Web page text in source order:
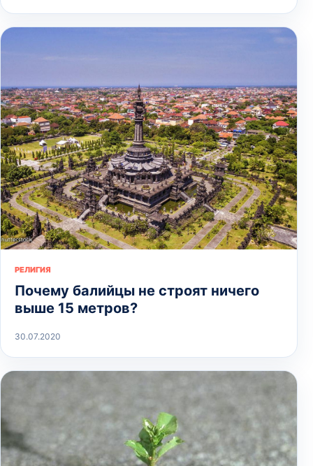
РЕЛИГИЯ
Почему балийцы не строят ничего
выше 15 метров?
30.07.2020